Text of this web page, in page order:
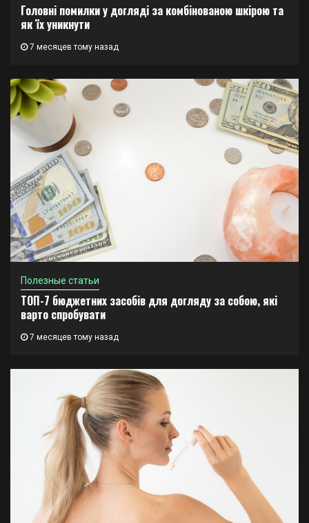
Головні помилки у догляді за комбінованою шкірою та
як їх уникнути
7 месяцев тому назад
Полезные статьи
ТОП-7 бюджетних засобів для догляду за собою, які
варто спробувати
7 месяцев тому назад